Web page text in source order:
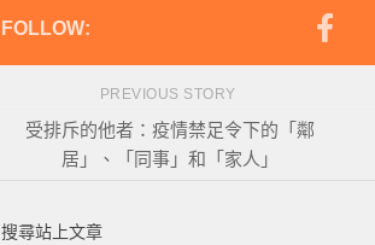
FOLLOW:
PREVIOUS STORY
受排斥的他者：疫情禁足令下的「鄰
居」、「同事」和「家人」
搜尋站上文章